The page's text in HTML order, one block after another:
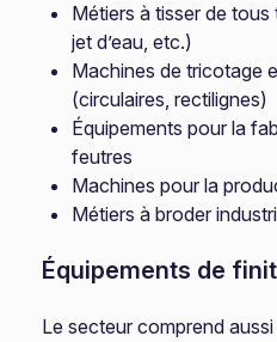
Métiers à tisser de tous
jet d’eau, etc.)
Machines de tricotage
(circulaires, rectilignes)
Équipements pour la
feutres
Machines pour la
Métiers à broder
Équipements de
Le secteur comprend